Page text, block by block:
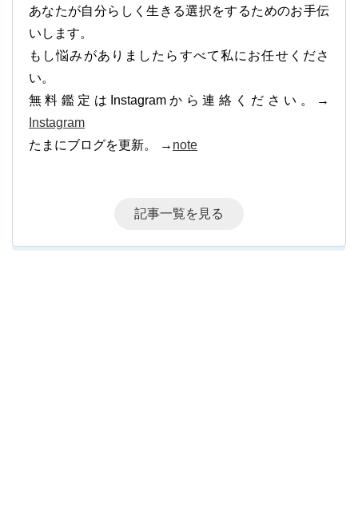
あなたが自分らしく生きる選択をするためのお手伝
いします。
もし悩みがありましたらすべて私にお任せくださ
い。
無料鑑定はInstagramから連絡ください。→
Instagram
たまにブログを更新。 → note
記事一覧を見る